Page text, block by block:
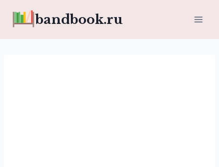
bandbook.ru